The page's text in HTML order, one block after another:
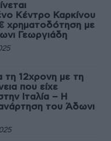
Κέντρο Καρκίνου
χρηματοδότηση με
Γεωργιάδη
τη 12χρονη με τη
που είχε
Ιταλία – Η
ανάρτηση του Άδωνι